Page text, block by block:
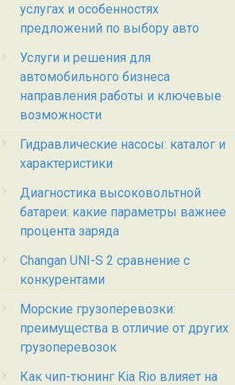
услугах и особенностях
предложений по выбору авто
Услуги и решения для
автомобильного бизнеса
направления работы и ключевые
возможности
Гидравлические насосы: каталог и
характеристики
Диагностика высоковольтной
батареи: какие параметры важнее
процента заряда
Changan UNI-S 2 сравнение с
конкурентами
Морские грузоперевозки:
преимущества в отличие от других
грузоперевозок
Как чип-тюнинг Kia Rio влияет на